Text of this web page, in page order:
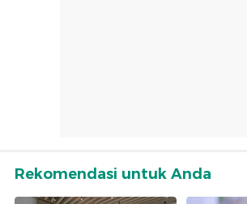
Rekomendasi untuk Anda